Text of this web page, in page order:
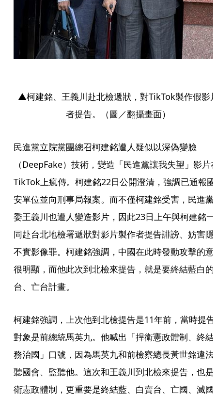
▲柯建銘、王義川赴北檢遞狀，對TikTok製作假影
者提告。（圖／翻攝畫面）
民進黨立院黨團總召柯建銘遭人疑似以深偽變臉
（DeepFake）技術，變造「民進黨讓我失望」影片
TikTok上瘋傳。柯建銘22日公開澄清，強調已通報國
安單位並向刑事局報案。而不僅柯建銘受害，民進黨
委王義川也遭人變造影片，因此23日上午與柯建銘一
同赴台北地檢署遞狀對影片製作者提告誹謗、妨害隱
不實影像罪。柯建銘強調，中國在此時發動攻擊的意
很明顯，而他此次到北檢來提告，就是要終結藍白的
台、亡台計畫。
柯建銘強調，上次他到北檢提告是11年前，當時提告
對象是前總統馬英九。他喊出「捍衛憲政體制、終結
務治國」口號，因為馬英九和前檢察總長黃世銘違法
聽國會、監聽他。這次和王義川到北檢來提告，也是
衛憲政體制，更重要是終結藍、白賣台、亡國、滅國